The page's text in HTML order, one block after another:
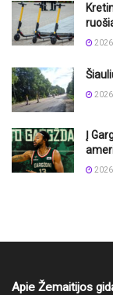
Į
Apie Žemaitijos